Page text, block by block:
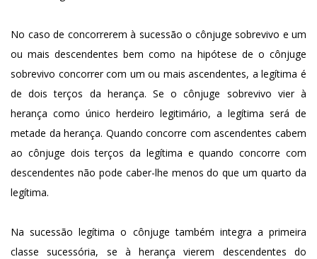
No caso de concorrerem à sucessão o cônjuge sobrevivo e um
ou mais descendentes bem como na hipótese de o cônjuge
sobrevivo concorrer com um ou mais ascendentes, a legítima é
de dois terços da herança. Se o cônjuge sobrevivo vier à
herança como único herdeiro legitimário, a legítima será de
metade da herança. Quando concorre com ascendentes cabem
ao cônjuge dois terços da legítima e quando concorre com
descendentes não pode caber-lhe menos do que um quarto da
legítima.
Na sucessão legítima o cônjuge também integra a primeira
classe sucessória, se à herança vierem descendentes do